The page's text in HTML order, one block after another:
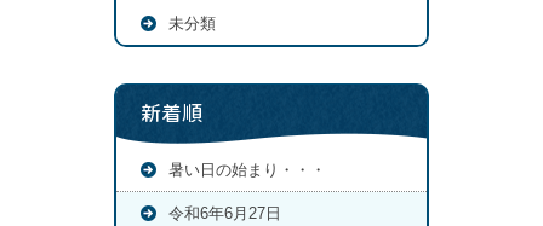
未分類
新着順
暑い日の始まり・・・
令和6年6月27日